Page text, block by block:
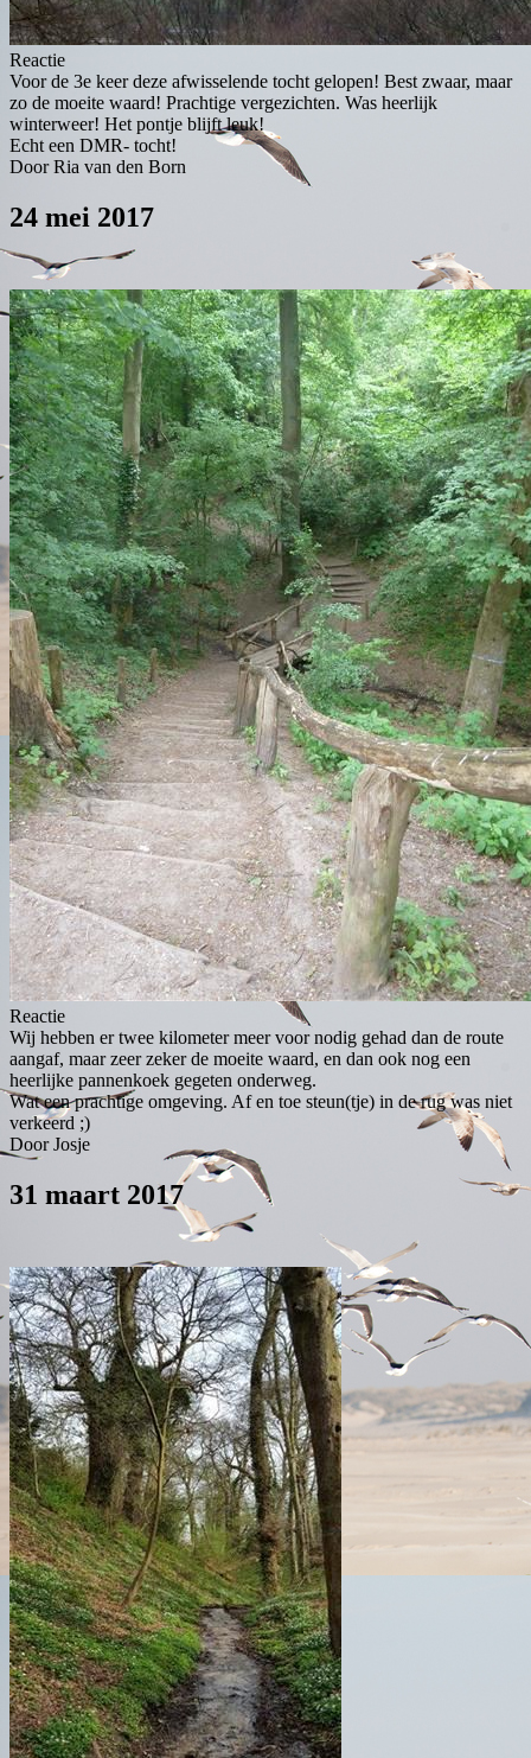
Reactie
Voor de 3e keer deze afwisselende tocht gelopen! Best zwaar, maar
zo de moeite waard! Prachtige vergezichten. Was heerlijk
winterweer! Het pontje blijft leuk!
Echt een DMR- tocht!
Door Ria van den Born
24 mei 2017
Reactie
Wij hebben er twee kilometer meer voor nodig gehad dan de route
aangaf, maar zeer zeker de moeite waard, en dan ook nog een
heerlijke pannenkoek gegeten onderweg.
Wat een prachtige omgeving. Af en toe steun(tje) in de rug was niet
verkeerd ;)
Door Josje
31 maart 2017